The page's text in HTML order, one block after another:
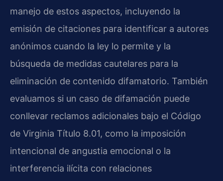
manejo de estos aspectos, incluyendo la
emisión de citaciones para identificar a autores
anónimos cuando la ley lo permite y la
búsqueda de medidas cautelares para la
eliminación de contenido difamatorio. También
evaluamos si un caso de difamación puede
conllevar reclamos adicionales bajo el Código
de Virginia Título 8.01, como la imposición
intencional de angustia emocional o la
interferencia ilícita con relaciones